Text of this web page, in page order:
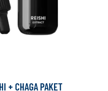
+ CHAGA PAKET